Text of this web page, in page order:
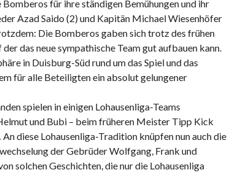
für ihre ständigen Bemühungen und ihr
Azad Saido (2) und Kapitän Michael Wiesenhöfer
Die Bomberos gaben sich trotz des frühen
das neue sympathische Team gut aufbauen kann.
in Duisburg-Süd rund um das Spiel und das
für alle Beteiligten ein absolut gelungener
spielen in einigen Lohausenliga-Teams
und Bubi – beim früheren Meister Tipp Kick
diese Lohausenliga-Tradition knüpfen nun auch die
der Gebrüder Wolfgang, Frank und
solchen Geschichten, die nur die Lohausenliga